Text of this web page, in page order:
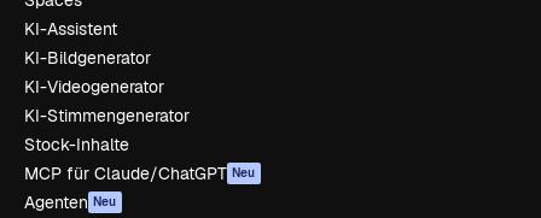
KI-Assistent
KI-Bildgenerator
KI-Videogenerator
KI-Stimmengenerator
Stock-Inhalte
MCP für Claude/ChatGPT Neu
Agenten Neu